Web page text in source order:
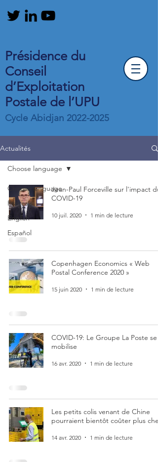
Présidence du
Conseil
d’Exploitation
Postale de l’UPU
Cycle Abidjan 2022-2025
Actualités
Choose language
Français
English
Español
Choose language
Jean-Paul Forceville sur l'impact du
COVID-19
10 juil. 2020 1 min de lecture
Copenhagen Economics « Web
Postal Conference 2020 »
15 juin 2020 1 min de lecture
COVID-19: Le Groupe La Poste se
mobilise
16 avr. 2020 1 min de lecture
Les petits colis venant de Chine
pourraient bientôt coûter plus cher
14 avr. 2020 1 min de lecture